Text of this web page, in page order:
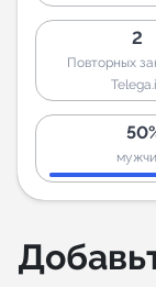
2
Повторных